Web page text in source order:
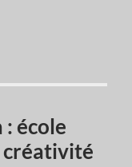
école
créativité